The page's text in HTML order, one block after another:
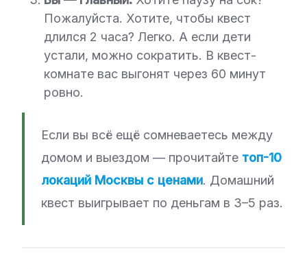
Пожалуйста. Хотите, чтобы квест
длился 2 часа? Легко. А если дети
устали, можно сократить. В квест-
комнате вас выгонят через 60 минут
ровно.
Если вы всё ещё сомневаетесь между
домом и выездом — прочитайте топ-10
локаций Москвы с ценами. Домашний
квест выигрывает по деньгам в 3–5 раз.